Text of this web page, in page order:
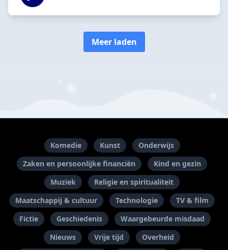
Meer laden
Komedie Kunst
Onderwijs
Zaken en persoonlijke financiën
Kind en gezin
Muziek
Religie en spiritualiteit
Maatschappij & cultuur
Technologie
TV & film
Fictie
Geschiedenis
Waargebeurde misdaad
Nieuws
Vrije tijd
Overheid